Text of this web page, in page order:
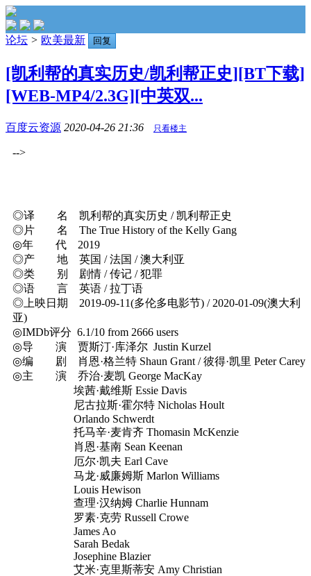
论坛 > 欧美最新 回复
[凯利帮的真实历史/凯利帮正史][BT下载]
[WEB-MP4/2.3G][中英双...
百度云资源 2020-04-26 21:36 只看楼主
-->
◎译 名 凯利帮的真实历史 / 凯利帮正史
◎片 名 The True History of the Kelly Gang
◎年 代 2019
◎产 地 英国 / 法国 / 澳大利亚
◎类 别 剧情 / 传记 / 犯罪
◎语 言 英语 / 拉丁语
◎上映日期 2019-09-11(多伦多电影节) / 2020-01-09(澳大利
亚)
◎IMDb评分 6.1/10 from 2666 users
◎导 演 贾斯汀·库泽尔 Justin Kurzel
◎编 剧 肖恩·格兰特 Shaun Grant / 彼得·凯里 Peter Carey
◎主 演 乔治·麦凯 George MacKay
埃茜·戴维斯 Essie Davis
尼古拉斯·霍尔特 Nicholas Hoult
Orlando Schwerdt
托马辛·麦肯齐 Thomasin McKenzie
肖恩·基南 Sean Keenan
厄尔·凯夫 Earl Cave
马龙·威廉姆斯 Marlon Williams
Louis Hewison
查理·汉纳姆 Charlie Hunnam
罗素·克劳 Russell Crowe
James Ao
Sarah Bedak
Josephine Blazier
艾米·克里斯蒂安 Amy Christian